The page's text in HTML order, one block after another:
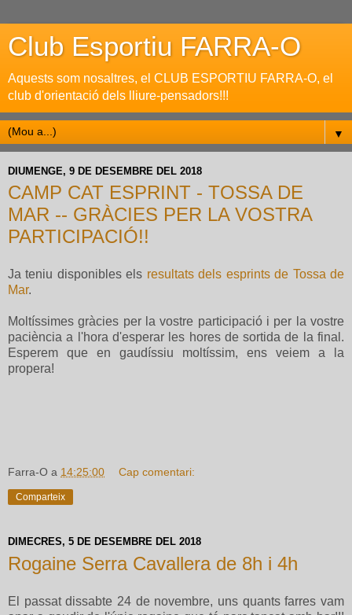
Club Esportiu FARRA-O
Aquests som nosaltres, el CLUB ESPORTIU FARRA-O, el
club d'orientació dels lliure-pensadors!!!
▼
DIUMENGE, 9 DE DESEMBRE DEL 2018
CAMP CAT ESPRINT - TOSSA DE
MAR -- GRÀCIES PER LA VOSTRA
PARTICIPACIÓ!!
Ja teniu disponibles els resultats dels esprints de Tossa de
Mar.
Moltíssimes gràcies per la vostre participació i per la vostre
paciència a l'hora d'esperar les hores de sortida de la final.
Esperem que en gaudíssiu moltíssim, ens veiem a la
propera!
Farra-O a 14:25:00 Cap comentari:
Comparteix
DIMECRES, 5 DE DESEMBRE DEL 2018
Rogaine Serra Cavallera de 8h i 4h
El passat dissabte 24 de novembre, uns quants farres vam